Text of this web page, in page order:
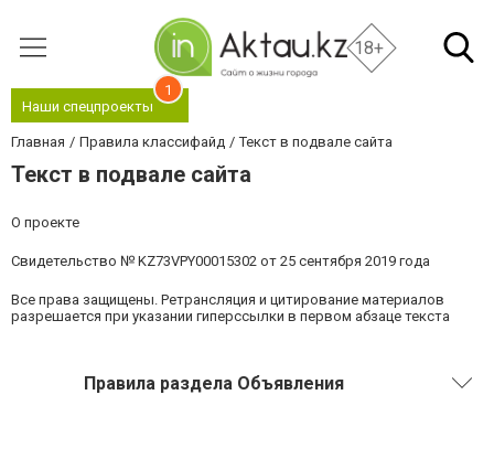
18+
Наши спецпроекты
1
Главная Правила классифайд Текст в подвале сайта
Текст в подвале сайта
О проекте
Свидетельство № KZ73VPY00015302 от 25 сентября 2019 года
Все права защищены. Ретрансляция и цитирование материалов
разрешается при указании гиперссылки в первом абзаце текста
Правила раздела Объявления